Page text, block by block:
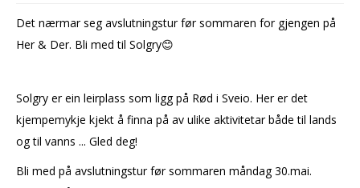
SOKNERÅDA
GI EI GÅVE
Det nærmar seg avslutningstur før sommaren for gjengen på
Her & Der. Bli med til Solgry😊
Solgry er ein leirplass som ligg på Rød i Sveio. Her er det
kjempemykje kjekt å finna på av ulike aktivitetar både til lands
og til vanns ... Gled deg!
Bli med på avslutningstur før sommaren måndag 30.mai.